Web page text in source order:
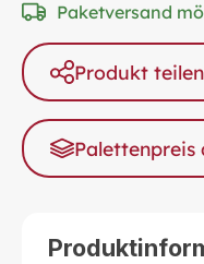
Paketversand
Produkt teilen
Palettenpreis